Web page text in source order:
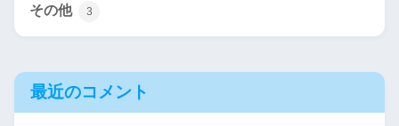
その他 3
最近のコメント